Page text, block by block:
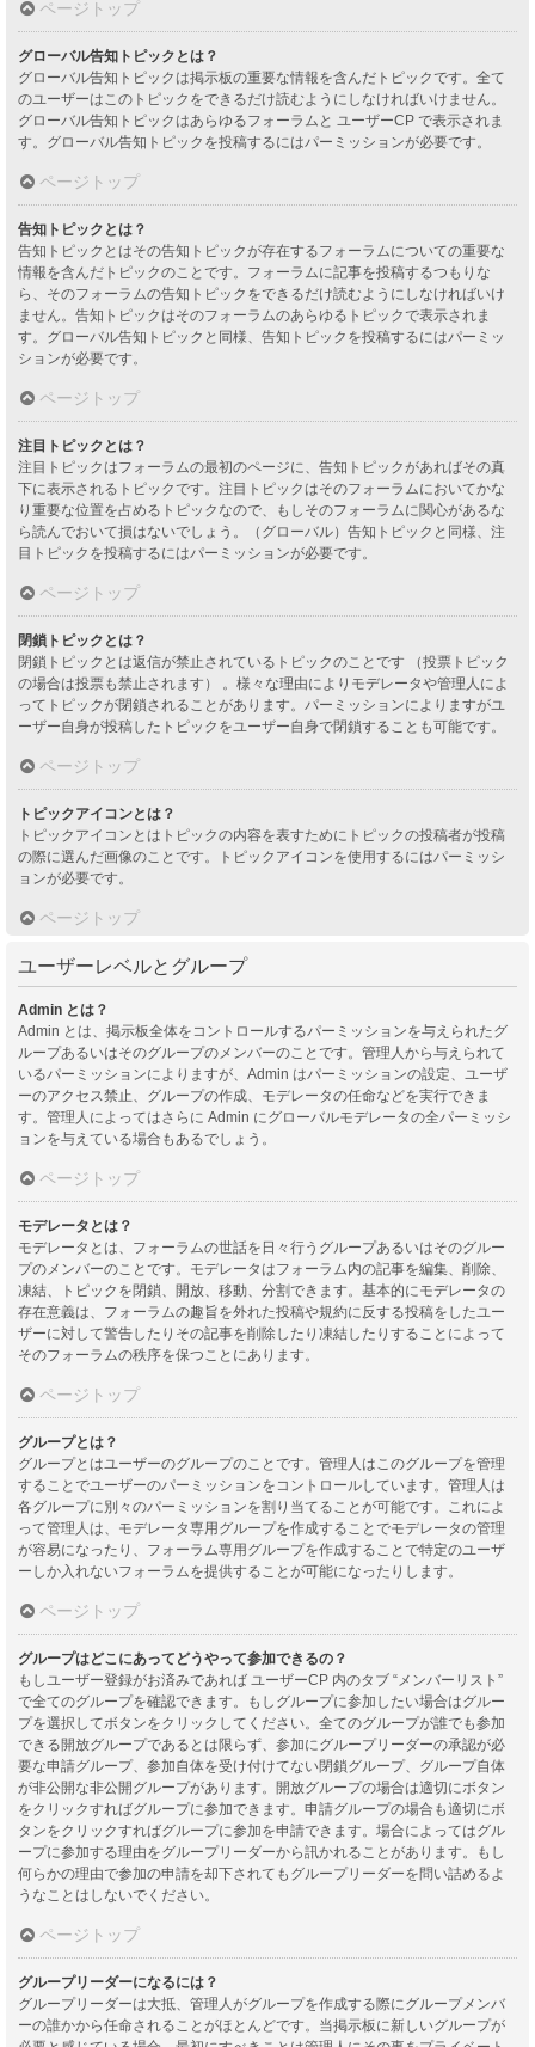
ページトップ
グローバル告知トピックとは？
グローバル告知トピックは掲示板の重要な情報を含んだトピックです。全て
のユーザーはこのトピックをできるだけ読むようにしなければいけません。
グローバル告知トピックはあらゆるフォーラムと ユーザーCP で表示されま
す。グローバル告知トピックを投稿するにはパーミッションが必要です。
ページトップ
告知トピックとは？
告知トピックとはその告知トピックが存在するフォーラムについての重要な
情報を含んだトピックのことです。フォーラムに記事を投稿するつもりな
ら、そのフォーラムの告知トピックをできるだけ読むようにしなければいけ
ません。告知トピックはそのフォーラムのあらゆるトピックで表示されま
す。グローバル告知トピックと同様、告知トピックを投稿するにはパーミッ
ションが必要です。
ページトップ
注目トピックとは？
注目トピックはフォーラムの最初のページに、告知トピックがあればその真
下に表示されるトピックです。注目トピックはそのフォーラムにおいてかな
り重要な位置を占めるトピックなので、もしそのフォーラムに関心があるな
ら読んでおいて損はないでしょう。（グローバル）告知トピックと同様、注
目トピックを投稿するにはパーミッションが必要です。
ページトップ
閉鎖トピックとは？
閉鎖トピックとは返信が禁止されているトピックのことです （投票トピック
の場合は投票も禁止されます） 。様々な理由によりモデレータや管理人によ
ってトピックが閉鎖されることがあります。パーミッションによりますがユ
ーザー自身が投稿したトピックをユーザー自身で閉鎖することも可能です。
ページトップ
トピックアイコンとは？
トピックアイコンとはトピックの内容を表すためにトピックの投稿者が投稿
の際に選んだ画像のことです。トピックアイコンを使用するにはパーミッシ
ョンが必要です。
ページトップ
ユーザーレベルとグループ
Admin とは？
Admin とは、掲示板全体をコントロールするパーミッションを与えられたグ
ループあるいはそのグループのメンバーのことです。管理人から与えられて
いるパーミッションによりますが、Admin はパーミッションの設定、ユーザ
ーのアクセス禁止、グループの作成、モデレータの任命などを実行できま
す。管理人によってはさらに Admin にグローバルモデレータの全パーミッシ
ョンを与えている場合もあるでしょう。
ページトップ
モデレータとは？
モデレータとは、フォーラムの世話を日々行うグループあるいはそのグルー
プのメンバーのことです。モデレータはフォーラム内の記事を編集、削除、
凍結、トピックを閉鎖、開放、移動、分割できます。基本的にモデレータの
存在意義は、フォーラムの趣旨を外れた投稿や規約に反する投稿をしたユー
ザーに対して警告したりその記事を削除したり凍結したりすることによって
そのフォーラムの秩序を保つことにあります。
ページトップ
グループとは？
グループとはユーザーのグループのことです。管理人はこのグループを管理
することでユーザーのパーミッションをコントロールしています。管理人は
各グループに別々のパーミッションを割り当てることが可能です。これによ
って管理人は、モデレータ専用グループを作成することでモデレータの管理
が容易になったり、フォーラム専用グループを作成することで特定のユーザ
ーしか入れないフォーラムを提供することが可能になったりします。
ページトップ
グループはどこにあってどうやって参加できるの？
もしユーザー登録がお済みであれば ユーザーCP 内のタブ “メンバーリスト”
で全てのグループを確認できます。もしグループに参加したい場合はグルー
プを選択してボタンをクリックしてください。全てのグループが誰でも参加
できる開放グループであるとは限らず、参加にグループリーダーの承認が必
要な申請グループ、参加自体を受け付けてない閉鎖グループ、グループ自体
が非公開な非公開グループがあります。開放グループの場合は適切にボタン
をクリックすればグループに参加できます。申請グループの場合も適切にボ
タンをクリックすればグループに参加を申請できます。場合によってはグル
ープに参加する理由をグループリーダーから訊かれることがあります。もし
何らかの理由で参加の申請を却下されてもグループリーダーを問い詰めるよ
うなことはしないでください。
ページトップ
グループリーダーになるには？
グループリーダーは大抵、管理人がグループを作成する際にグループメンバ
ーの誰かから任命されることがほとんどです。当掲示板に新しいグループが